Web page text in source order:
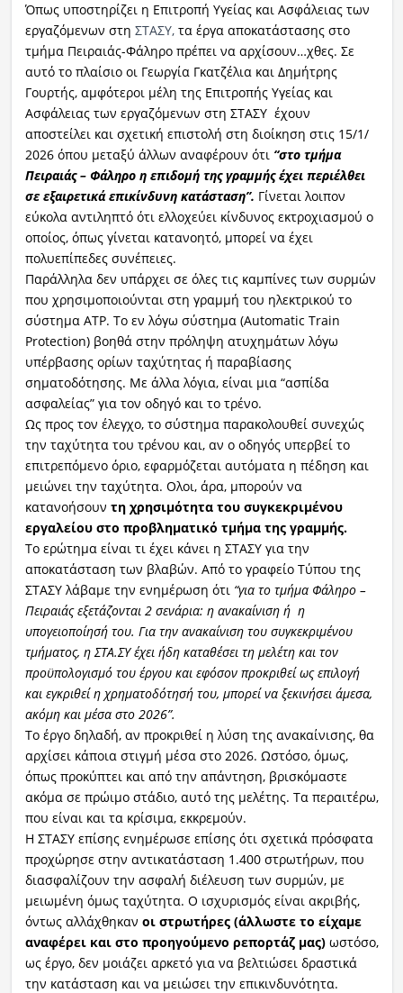
Όπως υποστηρίζει η Επιτροπή Υγείας και Ασφάλειας των
εργαζόμενων στη ΣΤΑΣΥ,τα έργα αποκατάστασης στο
τμήμα Πειραιάς-Φάληρο πρέπει να αρχίσουν…χθες. Σε
αυτό το πλαίσιο οι Γεωργία Γκατζέλια και Δημήτρης
Γουρτής, αμφότεροι μέλη της Επιτροπής Υγείας και
Ασφάλειας των εργαζόμενων στη ΣΤΑΣΥ έχουν
αποστείλει και σχετική επιστολή στη διοίκηση στις 15/1/
2026 όπου μεταξύ άλλων αναφέρουν ότι “στο τμήμα
Πειραιάς – Φάληρο η επιδομή της γραμμής έχει περιέλθει
σε εξαιρετικά επικίνδυνη κατάσταση”. Γίνεται λοιπον
εύκολα αντιληπτό ότι ελλοχεύει κίνδυνος εκτροχιασμού ο
οποίος, όπως γίνεται κατανοητό, μπορεί να έχει
πολυεπίπεδες συνέπειες.
Παράλληλα δεν υπάρχει σε όλες τις καμπίνες των συρμών
που χρησιμοποιούνται στη γραμμή του ηλεκτρικού το
σύστημα ΑTP. Το εν λόγω σύστημα (Automatic Train
Protection) βοηθά στην πρόληψη ατυχημάτων λόγω
υπέρβασης ορίων ταχύτητας ή παραβίασης
σηματοδότησης. Με άλλα λόγια, είναι μια “ασπίδα
ασφαλείας” για τον οδηγό και το τρένο.
Ως προς τον έλεγχο, το σύστημα παρακολουθεί συνεχώς
την ταχύτητα του τρένου και, αν ο οδηγός υπερβεί το
επιτρεπόμενο όριο, εφαρμόζεται αυτόματα η πέδηση και
μειώνει την ταχύτητα. Ολοι, άρα, μπορούν να
κατανοήσουν τη χρησιμότητα του συγκεκριμένου
εργαλείου στο προβληματικό τμήμα της γραμμής.
Το ερώτημα είναι τι έχει κάνει η ΣΤΑΣΥ για την
αποκατάσταση των βλαβών. Από το γραφείο Τύπου της
ΣΤΑΣΥ λάβαμε την ενημέρωση ότι“για το τμήμα Φάληρο –
Πειραιάς εξετάζονται 2 σενάρια: η ανακαίνιση ή η
υπογειοποίησή του. Για την ανακαίνιση του συγκεκριμένου
τμήματος, η ΣΤΑ.ΣΥ έχει ήδη καταθέσει τη μελέτη και τον
προϋπολογισμό του έργου και εφόσον προκριθεί ως επιλογή
και εγκριθεί η χρηματοδότησή του, μπορεί να ξεκινήσει άμεσα,
ακόμη και μέσα στο 2026”.
Το έργο δηλαδή, αν προκριθεί η λύση της ανακαίνισης, θα
αρχίσει κάποια στιγμή μέσα στο 2026. Ωστόσο, όμως,
όπως προκύπτει και από την απάντηση, βρισκόμαστε
ακόμα σε πρώιμο στάδιο, αυτό της μελέτης. Τα περαιτέρω,
που είναι και τα κρίσιμα, εκκρεμούν.
Η ΣΤΑΣΥ επίσης ενημέρωσε επίσης ότι σχετικά πρόσφατα
προχώρησε στην αντικατάσταση 1.400 στρωτήρων, που
διασφαλίζουν την ασφαλή διέλευση των συρμών, με
μειωμένη όμως ταχύτητα. Ο ισχυρισμός είναι ακριβής,
όντως αλλάχθηκαν οι στρωτήρες (άλλωστε το είχαμε
αναφέρει και στο προηγούμενο ρεπορτάζ μας)ωστόσο,
ως έργο, δεν μοιάζει αρκετό για να βελτιώσει δραστικά
την κατάσταση και να μειώσει την επικινδυνότητα.